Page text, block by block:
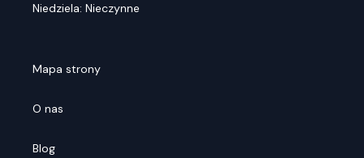
Niedziela: Nieczynne
Mapa strony
O nas
Blog